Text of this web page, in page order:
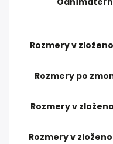
Rozmery v
Rozmery po
Rozmery v
Rozmery v